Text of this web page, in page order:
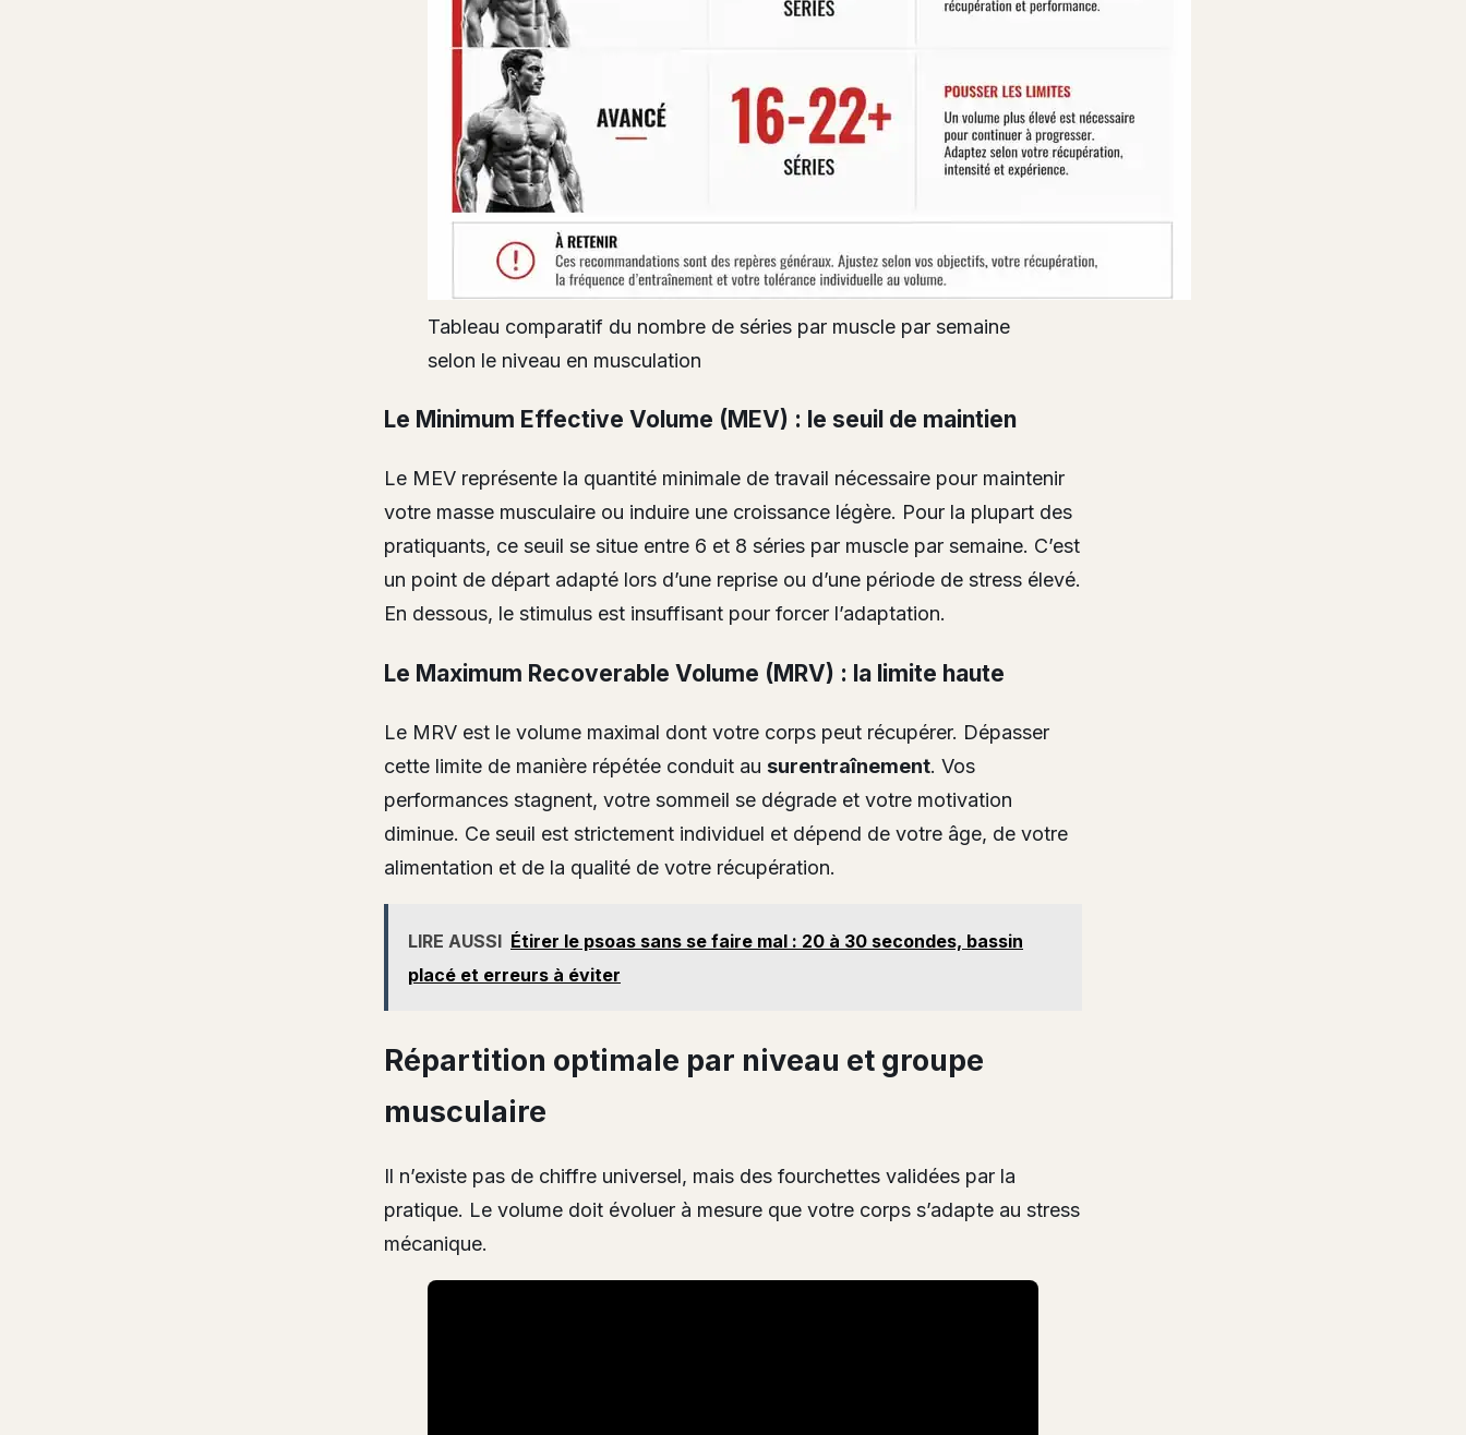
Tableau comparatif du nombre de séries par muscle par semaine
selon le niveau en musculation
Le Minimum Effective Volume (MEV) : le seuil de maintien
Le MEV représente la quantité minimale de travail nécessaire pour maintenir
votre masse musculaire ou induire une croissance légère. Pour la plupart des
pratiquants, ce seuil se situe entre 6 et 8 séries par muscle par semaine. C’est
un point de départ adapté lors d’une reprise ou d’une période de stress élevé.
En dessous, le stimulus est insuffisant pour forcer l’adaptation.
Le Maximum Recoverable Volume (MRV) : la limite haute
Le MRV est le volume maximal dont votre corps peut récupérer. Dépasser
cette limite de manière répétée conduit au surentraînement. Vos
performances stagnent, votre sommeil se dégrade et votre motivation
diminue. Ce seuil est strictement individuel et dépend de votre âge, de votre
alimentation et de la qualité de votre récupération.
LIRE AUSSI Étirer le psoas sans se faire mal : 20 à 30 secondes, bassin
placé et erreurs à éviter
Répartition optimale par niveau et groupe
musculaire
Il n’existe pas de chiffre universel, mais des fourchettes validées par la
pratique. Le volume doit évoluer à mesure que votre corps s’adapte au stress
mécanique.